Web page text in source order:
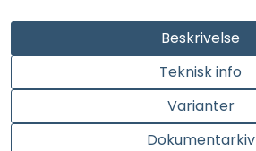
Beskrivelse
Teknisk info
Varianter
Dokumentarkiv
Aktuelt